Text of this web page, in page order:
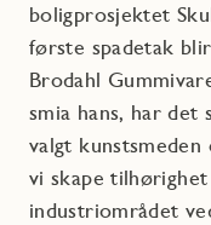
boligprosjektet
første spadetak
Brodahl
smia hans, har det
valgt kunstsmeden
vi skape
industriområdet